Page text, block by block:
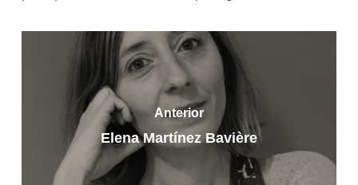
Anterior
Elena Martínez Bavière